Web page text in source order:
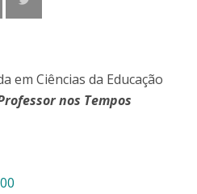
em Ciências da Educação
nos Tempos